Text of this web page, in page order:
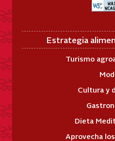
Estrategia
Turismo
Cultura y
Dieta
Aprovecha